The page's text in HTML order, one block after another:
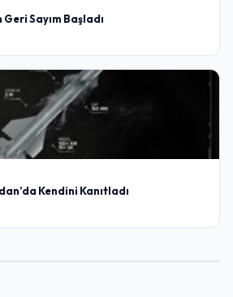
Sayım Başladı
Kendini Kanıtladı